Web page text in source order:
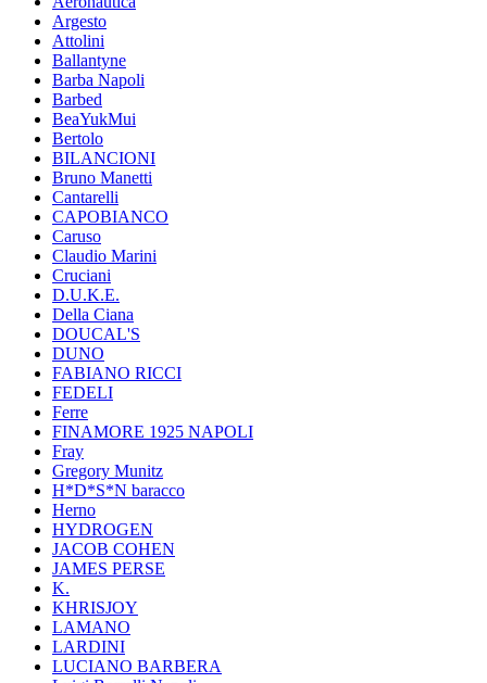
Argesto
Attolini
Ballantyne
Barba Napoli
Barbed
BeaYukMui
Bertolo
BILANCIONI
Bruno Manetti
Cantarelli
CAPOBIANCO
Caruso
Claudio Marini
Cruciani
D.U.K.E.
Della Ciana
DOUCAL'S
DUNO
FABIANO RICCI
FEDELI
Ferre
FINAMORE 1925 NAPOLI
Fray
Gregory Munitz
H*D*S*N baracco
Herno
HYDROGEN
JACOB COHEN
JAMES PERSE
K.
KHRISJOY
LAMANO
LARDINI
LUCIANO BARBERA